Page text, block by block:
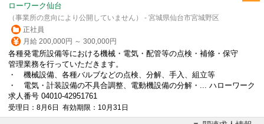
ローワーク仙台
（事業所の意向により公開していません） - 宮城県仙台市宮城野区
正社員
月給 200,000円 ～ 300,000円
各種発電所設備等における機械・電気・配管等の点検・補修・保守
管理業務を行っていただきます。
・ 機械設備、各種バルブなどの点検、分解、手入、組立等
・ 電気・計装設備の不具合調整、電動機設備の分解・... ハローワーク
求人番号 04010-42951761
受理日：8月6日 有効期限：10月31日